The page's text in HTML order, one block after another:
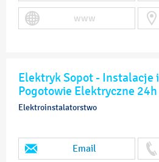
www
Elektryk Sopot - Instalacje i
Pogotowie Elektryczne 24h
Elektroinstalatorstwo
Email